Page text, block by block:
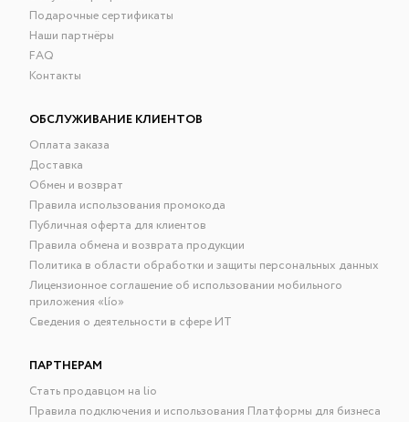
Подарочные сертификаты
Наши партнёры
FAQ
Контакты
ОБСЛУЖИВАНИЕ КЛИЕНТОВ
Оплата заказа
Доставка
Обмен и возврат
Правила использования промокода
Публичная оферта для клиентов
Правила обмена и возврата продукции
Политика в области обработки и защиты персональных данных
Лицензионное соглашение об использовании мобильного
приложения «lío»
Сведения о деятельности в сфере ИТ
ПАРТНЕРАМ
Стать продавцом на lio
Правила подключения и использования Платформы для бизнеса